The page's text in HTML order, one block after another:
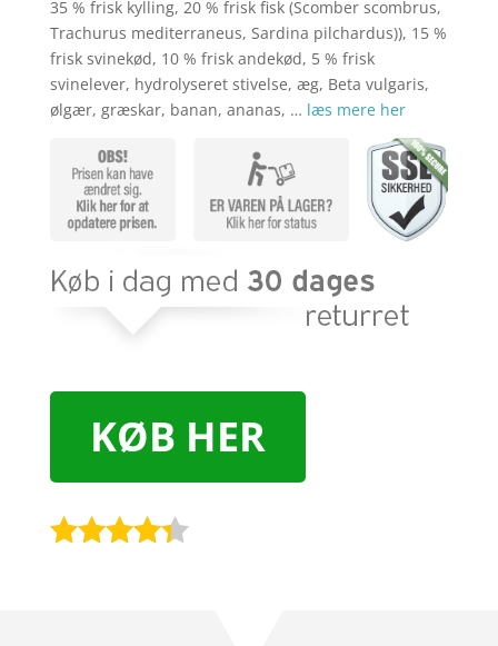
35 % frisk kylling, 20 % frisk fisk (Scomber scombrus,
Trachurus mediterraneus, Sardina pilchardus)), 15 %
frisk svinekød, 10 % frisk andekød, 5 % frisk
svinelever, hydrolyseret stivelse, æg, Beta vulgaris,
ølgær, græskar, banan, ananas, … læs mere her
KØB HER